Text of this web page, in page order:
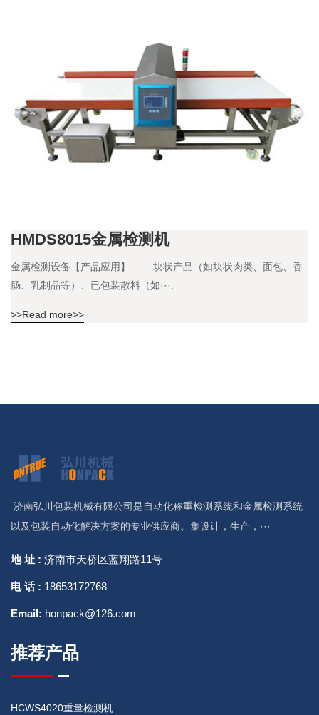
HMDS8015金属检测机
金属检测设备【产品应用】 块状产品（如块状肉类、面包、香
肠、乳制品等）、已包装散料（如···.
>>Read more>>
济南弘川包装机械有限公司是自动化称重检测系统和金属检测系统
以及包装自动化解决方案的专业供应商。集设计，生产，···
地 址 : 济南市天桥区蓝翔路11号
电 话 : 18653172768
Email: honpack@126.com
推荐产品
HCWS4020重量检测机